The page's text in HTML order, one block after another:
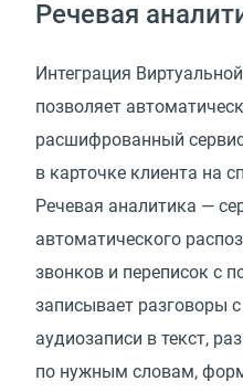
Речевая
Интеграция
позволяет
расшифрованный
в карточке клиента на
Речевая аналитика —
автоматического
звонков и переписок с
записывает разговоры
аудиозаписи в текст,
по нужным словам,